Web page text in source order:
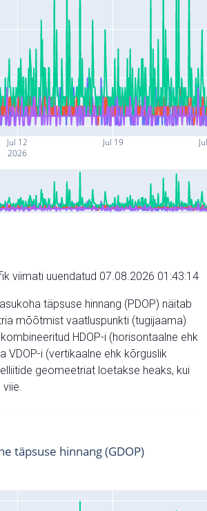
Jul 12
2026
Jul 19
viimati uuendatud 07.08.2026 01:43:14
täpsuse hinnang (PDOP) näitab
mõõtmist vaatluspunkti (tugijaama)
HDOP-i (horisontaalne ehk
VDOP-i (vertikaalne ehk kõrguslik
geomeetriat loetakse heaks, kui
täpsuse hinnang (GDOP)